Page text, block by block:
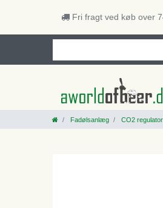
Fri fragt ved køb over
Fadølsanlæg CO2 regulator